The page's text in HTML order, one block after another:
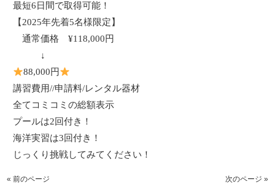
最短6日間で取得可能！
【 2025年先着5名様限定】
通常価格¥118,000円
↓
88,000円
講習費用//申請料/レンタル器材
全てコミコミの総額表示
プールは2回付き！
海洋実習は3回付き！
じっくり挑戦してみてください！
« 前のページ 次のページ »